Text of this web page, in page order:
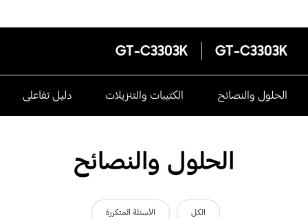
GT-C3303K
GT-C3303K
الحلول والنصائح الكتيبات والتنزيلات دليل تفاعلى
الحلول والنصائح
الكل الأسئلة المتكررة